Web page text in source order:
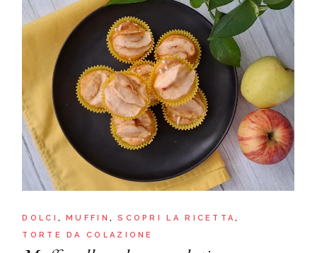
DOLCI MUFFIN
SCOPRI LA RICETTA
TORTE DA COLAZIONE